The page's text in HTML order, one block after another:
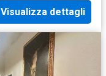
Visualizza dettagli